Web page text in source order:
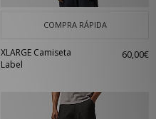
COMPRA RÁPIDA
XLARGE Camiseta
Label
60,00€